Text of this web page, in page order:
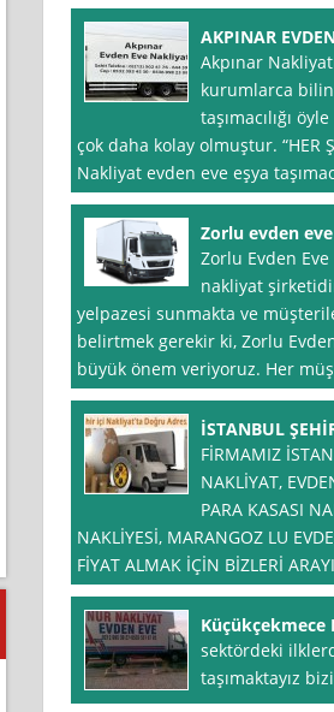
AKPINAR
Akpınar
kurumlarca
taşımacılığı
çok daha kolay olmuştur. “HER
Nakliyat evden eve eşya
Zorlu evden
Zorlu Evden
nakliyat
yelpazesi sunmakta ve
belirtmek gerekir ki, Zorlu
büyük önem veriyoruz. Her
İSTANBUL
FİRMAMIZ
NAKLİYAT,
PARA KASASI
NAKLİYESİ, MARANGOZ LU
FİYAT ALMAK İÇİN BİZLERİ
sektördeki
taşımaktayız